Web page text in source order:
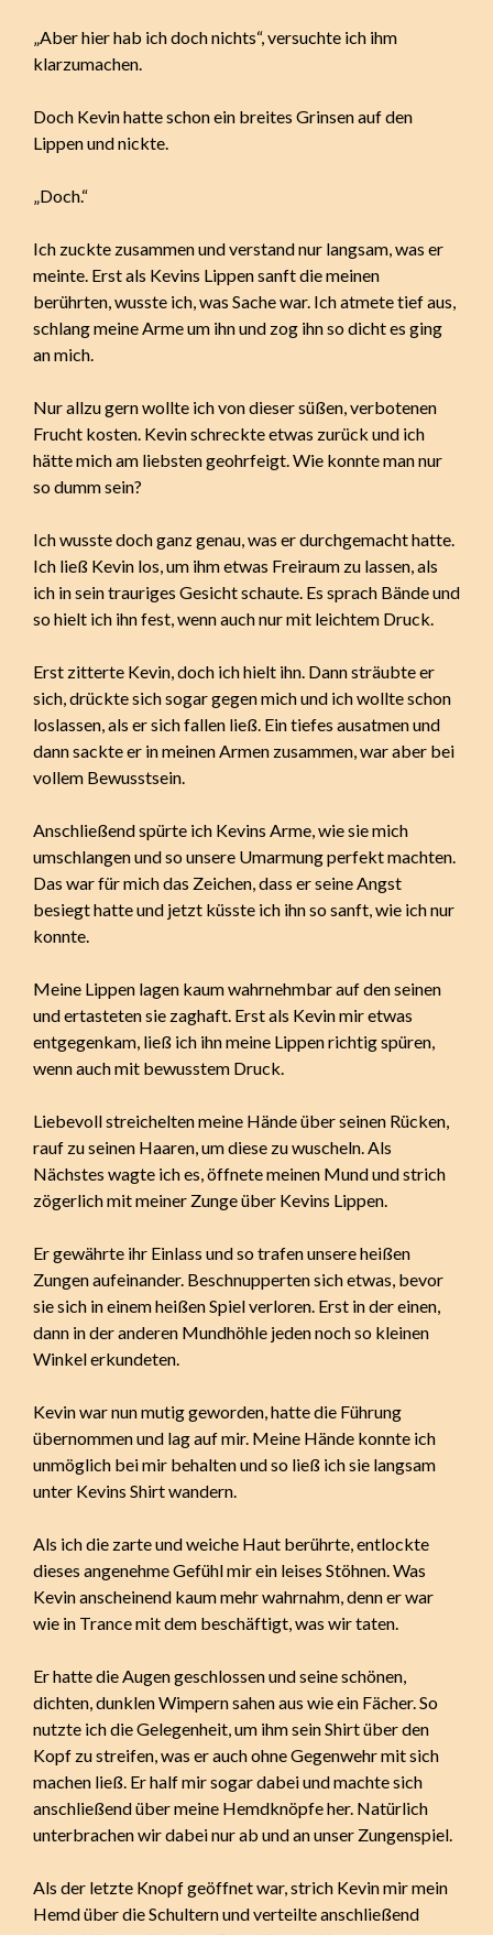
„Aber hier hab ich doch nichts“, versuchte ich ihm
klarzumachen.
Doch Kevin hatte schon ein breites Grinsen auf den
Lippen und nickte.
„Doch.“
Ich zuckte zusammen und verstand nur langsam, was er
meinte. Erst als Kevins Lippen sanft die meinen
berührten, wusste ich, was Sache war. Ich atmete tief aus,
schlang meine Arme um ihn und zog ihn so dicht es ging
an mich.
Nur allzu gern wollte ich von dieser süßen, verbotenen
Frucht kosten. Kevin schreckte etwas zurück und ich
hätte mich am liebsten geohrfeigt. Wie konnte man nur
so dumm sein?
Ich wusste doch ganz genau, was er durchgemacht hatte.
Ich ließ Kevin los, um ihm etwas Freiraum zu lassen, als
ich in sein trauriges Gesicht schaute. Es sprach Bände und
so hielt ich ihn fest, wenn auch nur mit leichtem Druck.
Erst zitterte Kevin, doch ich hielt ihn. Dann sträubte er
sich, drückte sich sogar gegen mich und ich wollte schon
loslassen, als er sich fallen ließ. Ein tiefes ausatmen und
dann sackte er in meinen Armen zusammen, war aber bei
vollem Bewusstsein.
Anschließend spürte ich Kevins Arme, wie sie mich
umschlangen und so unsere Umarmung perfekt machten.
Das war für mich das Zeichen, dass er seine Angst
besiegt hatte und jetzt küsste ich ihn so sanft, wie ich nur
konnte.
Meine Lippen lagen kaum wahrnehmbar auf den seinen
und ertasteten sie zaghaft. Erst als Kevin mir etwas
entgegenkam, ließ ich ihn meine Lippen richtig spüren,
wenn auch mit bewusstem Druck.
Liebevoll streichelten meine Hände über seinen Rücken,
rauf zu seinen Haaren, um diese zu wuscheln. Als
Nächstes wagte ich es, öffnete meinen Mund und strich
zögerlich mit meiner Zunge über Kevins Lippen.
Er gewährte ihr Einlass und so trafen unsere heißen
Zungen aufeinander. Beschnupperten sich etwas, bevor
sie sich in einem heißen Spiel verloren. Erst in der einen,
dann in der anderen Mundhöhle jeden noch so kleinen
Winkel erkundeten.
Kevin war nun mutig geworden, hatte die Führung
übernommen und lag auf mir. Meine Hände konnte ich
unmöglich bei mir behalten und so ließ ich sie langsam
unter Kevins Shirt wandern.
Als ich die zarte und weiche Haut berührte, entlockte
dieses angenehme Gefühl mir ein leises Stöhnen. Was
Kevin anscheinend kaum mehr wahrnahm, denn er war
wie in Trance mit dem beschäftigt, was wir taten.
Er hatte die Augen geschlossen und seine schönen,
dichten, dunklen Wimpern sahen aus wie ein Fächer. So
nutzte ich die Gelegenheit, um ihm sein Shirt über den
Kopf zu streifen, was er auch ohne Gegenwehr mit sich
machen ließ. Er half mir sogar dabei und machte sich
anschließend über meine Hemdknöpfe her. Natürlich
unterbrachen wir dabei nur ab und an unser Zungenspiel.
Als der letzte Knopf geöffnet war, strich Kevin mir mein
Hemd über die Schultern und verteilte anschließend